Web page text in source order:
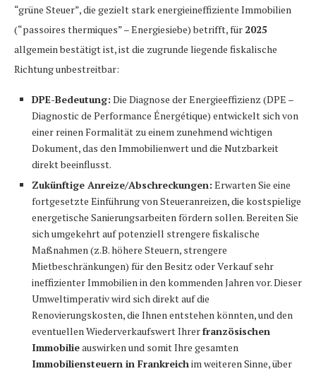
“grüne Steuer”, die gezielt stark energieineffiziente Immobilien
(“passoires thermiques” – Energiesiebe) betrifft, für 2025
allgemein bestätigt ist, ist die zugrunde liegende fiskalische
Richtung unbestreitbar:
DPE-Bedeutung: Die Diagnose der Energieeffizienz (DPE –
Diagnostic de Performance Énergétique) entwickelt sich von
einer reinen Formalität zu einem zunehmend wichtigen
Dokument, das den Immobilienwert und die Nutzbarkeit
direkt beeinflusst.
Zukünftige Anreize/Abschreckungen: Erwarten Sie eine
fortgesetzte Einführung von Steueranreizen, die kostspielige
energetische Sanierungsarbeiten fördern sollen. Bereiten Sie
sich umgekehrt auf potenziell strengere fiskalische
Maßnahmen (z.B. höhere Steuern, strengere
Mietbeschränkungen) für den Besitz oder Verkauf sehr
ineffizienter Immobilien in den kommenden Jahren vor. Dieser
Umweltimperativ wird sich direkt auf die
Renovierungskosten, die Ihnen entstehen könnten, und den
eventuellen Wiederverkaufswert Ihrerfranzösischen
Immobilieauswirken und somit Ihre gesamten
Immobiliensteuern in Frankreichim weiteren Sinne, über